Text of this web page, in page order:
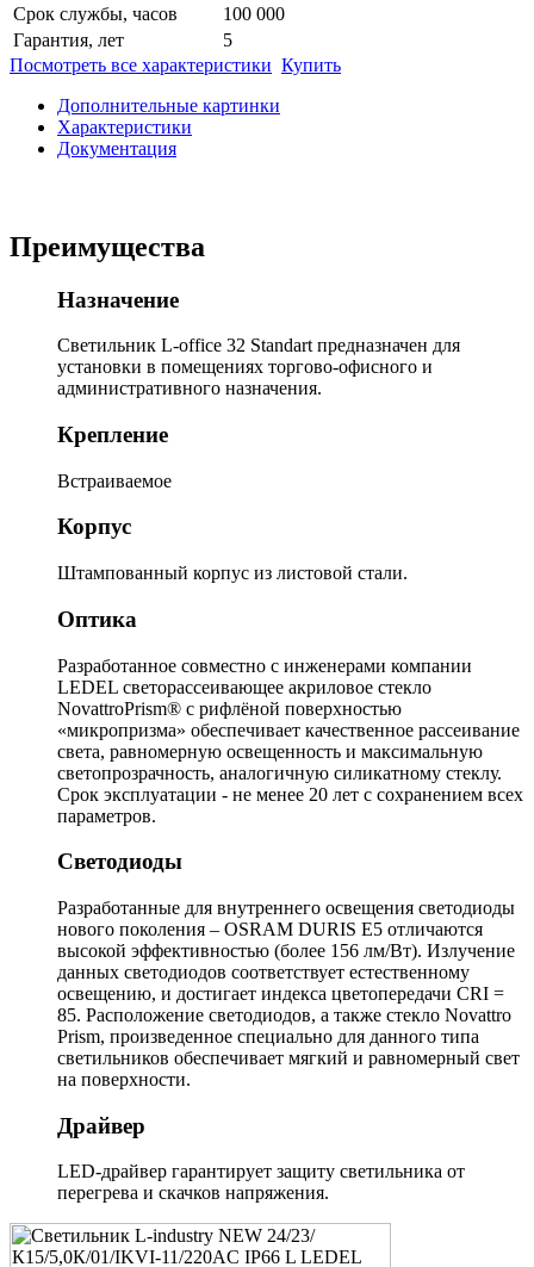
Срок службы, часов
100 000
Гарантия, лет
5
Посмотреть все характеристики Купить
Дополнительные картинки
Характеристики
Документация
Преимущества
Назначение
Светильник L-office 32 Standart предназначен для
установки в помещениях торгово-офисного и
административного назначения.
Крепление
Встраиваемое
Корпус
Штампованный корпус из листовой стали.
Оптика
Разработанное совместно с инженерами компании
LEDEL светорассеивающее акриловое стекло
NovattroPrism® с рифлёной поверхностью
«микропризма» обеспечивает качественное рассеивание
света, равномерную освещенность и максимальную
светопрозрачность, аналогичную силикатному стеклу.
Срок эксплуатации - не менее 20 лет с сохранением всех
параметров.
Светодиоды
Разработанные для внутреннего освещения светодиоды
нового поколения – OSRAM DURIS E5 отличаются
высокой эффективностью (более 156 лм/Вт). Излучение
данных светодиодов соответствует естественному
освещению, и достигает индекса цветопередачи CRI =
85. Расположение светодиодов, а также стекло Novattro
Prism, произведенное специально для данного типа
светильников обеспечивает мягкий и равномерный свет
на поверхности.
Драйвер
LED-драйвер гарантирует защиту светильника от
перегрева и скачков напряжения.